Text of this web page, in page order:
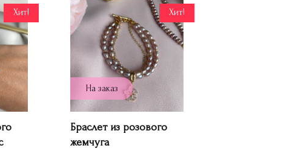
Хит!
На заказ
Хит!
Браслет из розового
жемчуга